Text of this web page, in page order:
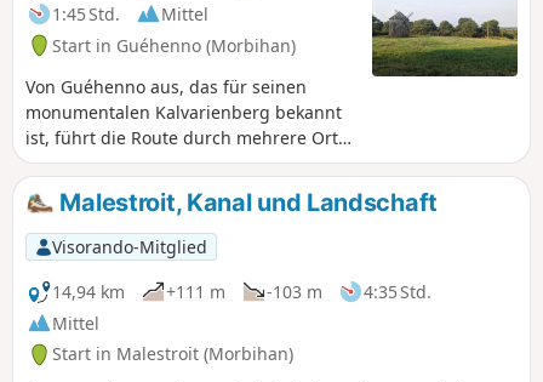
1:45 Std.
Mittel
Start in Guéhenno (Morbihan)
Von Guéhenno aus, das für seinen
monumentalen Kalvarienberg bekannt
ist, führt die Route durch mehrere Orte
rund um den Fluss Sédon sowie durch
Wälder und an Feldern vorbei. Der
größte Teil der Strecke verläuft auf
Wegen und manchmal auch auf wenig
begehenen Straßen.
Malestroit, Kanal und Landschaft
Visorando-Mitglied
14,94 km
+111 m -103 m
4:35 Std.
Mittel
Start in Malestroit (Morbihan)